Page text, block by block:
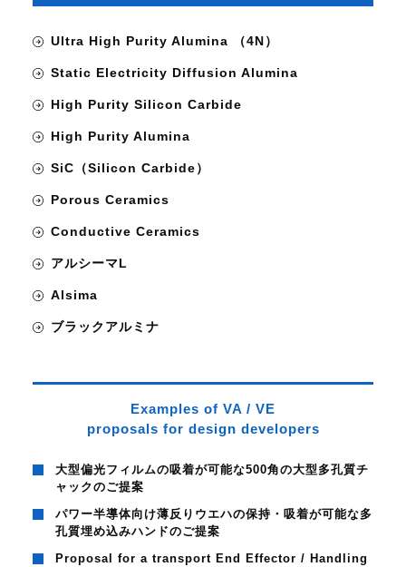
Ultra High Purity Alumina （4N）
Static Electricity Diffusion Alumina
High Purity Silicon Carbide
High Purity Alumina
SiC（Silicon Carbide）
Porous Ceramics
Conductive Ceramics
アルシーマL
Alsima
ブラックアルミナ
Examples of VA / VE
proposals for design developers
大型偏光フィルムの吸着が可能な500角の大型多孔質チ
ャックのご提案
パワー半導体向け薄反りウエハの保持・吸着が可能な多
孔質埋め込みハンドのご提案
Proposal for a transport End Effector / Handling